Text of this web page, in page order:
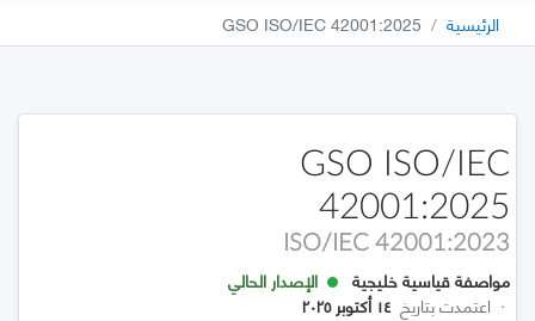
الرئيسية GSO ISO/IEC 42001:2025
GSO ISO/IEC
42001:2025
ISO/IEC 42001:2023
مواصفة قياسية خليجية
الإصدار الحالي
· اعتمدت بتاريخ ١٤ أكتوبر ٢٠٢٥